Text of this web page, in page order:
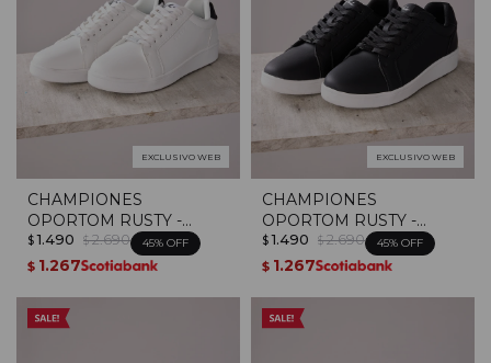
EXCLUSIVO WEB
CHAMPIONES
OPORTOM RUSTY -
Blanco/negro
$ 1.490 $ 2.690 45
$ 1.267
EXCLUSIVO WEB
CHAMPIONES
OPORTOM RUSTY -
Negro / Blanco
$ 1.490 $ 2.690 45
$ 1.267